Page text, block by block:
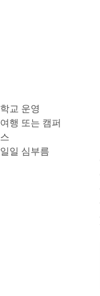
학교 운영
여행 또는 캠퍼
스
일일 심부름